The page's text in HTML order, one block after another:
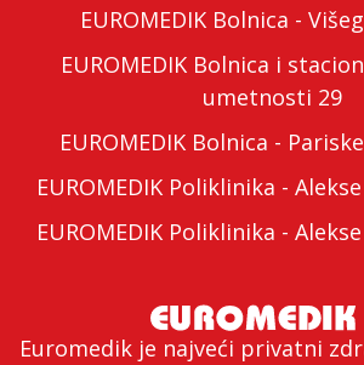
Euromedik je najveći privatni
EUROMEDIK Bolnica -
EUROMEDIK Bolnica i
umetnosti 29
EUROMEDIK Bolnica -
EUROMEDIK Poliklinika -
EUROMEDIK Poliklinika -